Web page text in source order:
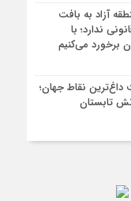
آزاد به بافت
ندارد؛ با
برخورد می‌کنیم
داغ‌ترین نقاط جهان؛
تابستان